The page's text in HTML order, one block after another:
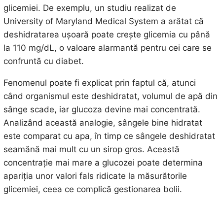
glicemiei. De exemplu, un studiu realizat de
University of Maryland Medical System a arătat că
deshidratarea ușoară poate crește glicemia cu până
la 110 mg/dL, o valoare alarmantă pentru cei care se
confruntă cu diabet.
Fenomenul poate fi explicat prin faptul că, atunci
când organismul este deshidratat, volumul de apă din
sânge scade, iar glucoza devine mai concentrată.
Analizând această analogie, sângele bine hidratat
este comparat cu apa, în timp ce sângele deshidratat
seamănă mai mult cu un sirop gros. Această
concentrație mai mare a glucozei poate determina
apariția unor valori fals ridicate la măsurătorile
glicemiei, ceea ce complică gestionarea bolii.